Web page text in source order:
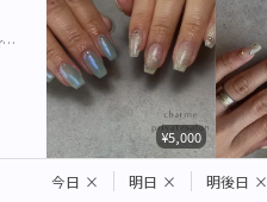
姫路private saron 🌿~charme~
¥5,000
今日 × 明日 × 明後日 ×